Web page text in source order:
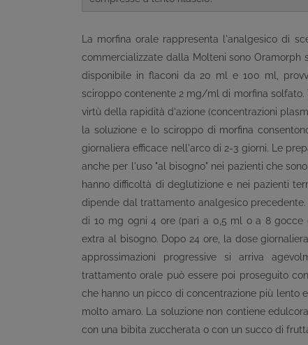
La morfina orale rappresenta l'analgesico di
commercializzate dalla Molteni sono
disponibile in flaconi da 20 ml e 100 ml,
sciroppo contenente 2 mg/ml di morfina solfato.
virtù della rapidità d'azione (concentrazioni
la soluzione e lo sciroppo di morfina
giornaliera efficace nell'arco di 2-3 giorni. Le
anche per l'uso "al bisogno" nei pazienti che
hanno difficoltà di deglutizione e nei pazienti
dipende dal trattamento analgesico
di 10 mg ogni 4 ore (pari a 0,5 ml o a 8 gocce
extra al bisogno. Dopo 24 ore, la dose
approssimazioni progressive si arriva
trattamento orale può essere poi proseguito
che hanno un picco di concentrazione più lento
molto amaro. La soluzione non contiene
con una bibita zuccherata o con un succo di